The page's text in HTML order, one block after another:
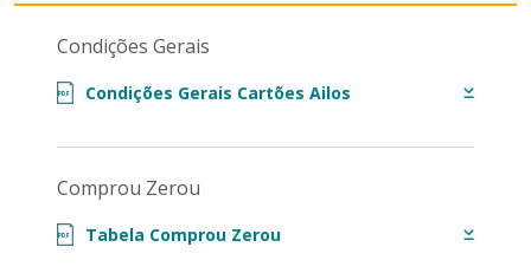
Condições Gerais
Condições Gerais Cartões Ailos
PDF
Comprou Zerou
Tabela Comprou Zerou
PDF